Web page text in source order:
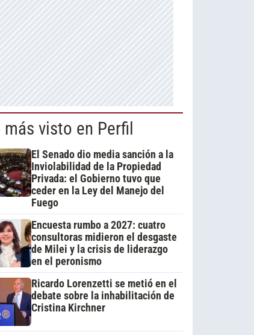
más visto en Perfil
El Senado dio media sanción a la
Inviolabilidad de la Propiedad
Privada: el Gobierno tuvo que
ceder en la Ley del Manejo del
Fuego
Encuesta rumbo a 2027: cuatro
consultoras midieron el desgaste
de Milei y la crisis de liderazgo
en el peronismo
Ricardo Lorenzetti se metió en el
debate sobre la inhabilitación de
Cristina Kirchner